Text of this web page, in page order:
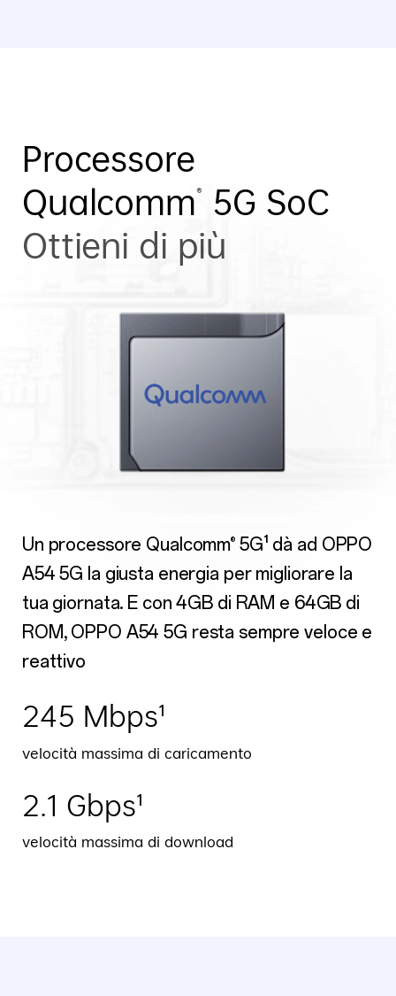
Processore
Qualcomm®5G SoC
Ottieni di più
Un processore Qualcomm® 5G¹ dà ad OPPO
A54 5G la giusta energia per migliorare la
tua giornata. E con 4GB di RAM e 64GB di
ROM, OPPO A54 5G resta sempre veloce e
reattivo
245 Mbps¹
velocità massima di caricamento
2.1 Gbps¹
velocità massima di download